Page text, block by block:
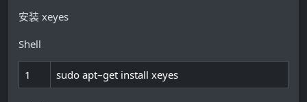
安装 xeyes
Shell
1 sudo apt–get install xeyes